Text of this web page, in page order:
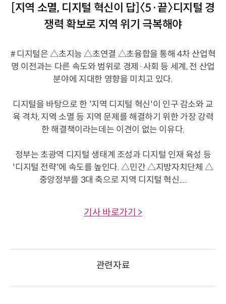
[지역 소멸, 디지털 혁신이 답]〈5·끝〉디지털 경
쟁력 확보로 지역 위기 극복해야
# 디지털은 △초지능 △초연결 △초융합을 통해 4차 산업혁
명 이전과는 다른 속도와 범위로 경제·사회 등 세계, 전 산업
분야에 지대한 영향을 미치고 있다.
디지털을 바탕으로 한 '지역 디지털 혁신'이 인구 감소와 교
육 격차, 지역 소멸 등 지역 문제를 해결하기 위한 가장 강력
한 해결책이라는데는 이견이 없는 이유다.
정부는 초광역 디지털 생태계 조성과 디지털 인재 육성 등
'디지털 전략'에 속도를 높인다. △민간 △지방자치단체 △
중앙정부를 3대 축으로 지역 디지털 혁신....
기사 바로가기 >
관련자료